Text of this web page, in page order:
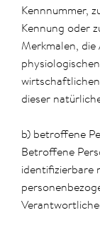
Kennnummer,
Kennung oder
Merkmalen, die
dieser
b) betroffene
Betroffene
identifizierbare